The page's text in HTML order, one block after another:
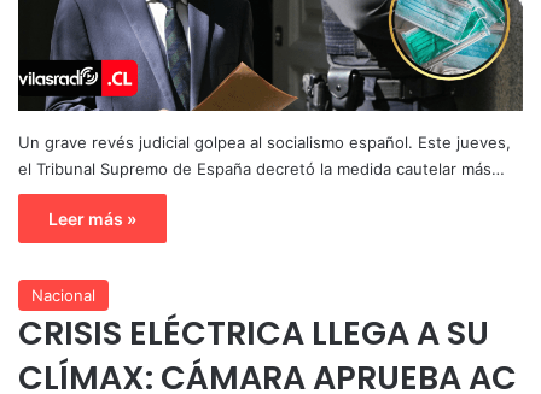
Un grave revés judicial golpea al socialismo español. Este jueves,
el Tribunal Supremo de España decretó la medida cautelar más…
Leer más »
Nacional
CRISIS ELÉCTRICA LLEGA A SU
CLÍMAX: CÁMARA APRUEBA AC